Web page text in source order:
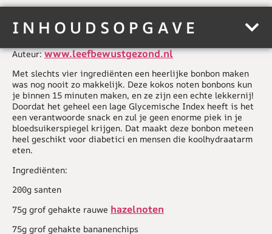
INHOUDSOPGAVE
Auteur:www.leefbewustgezond.nl
Met slechts vier ingrediënten een heerlijke bonbon maken
was nog nooit zo makkelijk. Deze kokos noten bonbons kun
je binnen 15 minuten maken, en ze zijn een echte lekkernij!
Doordat het geheel een lage Glycemische Index heeft is het
een verantwoorde snack en zul je geen enorme piek in je
bloedsuikerspiegel krijgen. Dat maakt deze bonbon meteen
heel geschikt voor diabetici en mensen die koolhydraatarm
eten.
Ingrediënten:
200g santen
75g grof gehakte rauwe hazelnoten
75g grof gehakte bananenchips